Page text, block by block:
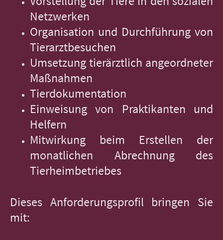
Netzwerken
Organisation und Durchführung von
Tierarztbesuchen
Umsetzung tierärztlich angeordneter
Maßnahmen
Tierdokumentation
Einweisung von Praktikanten und
Helfern
Mitwirkung beim Erstellen der
monatlichen Abrechnung des
Tierheimbetriebes
Dieses Anforderungsprofil bringen Sie
mit: